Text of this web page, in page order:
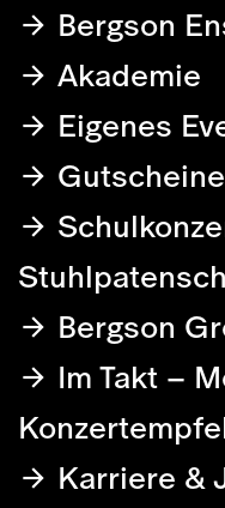
Bergson
Akademie
Eigenes
Gutscheine
Bergson
Im Takt –
Karriere &